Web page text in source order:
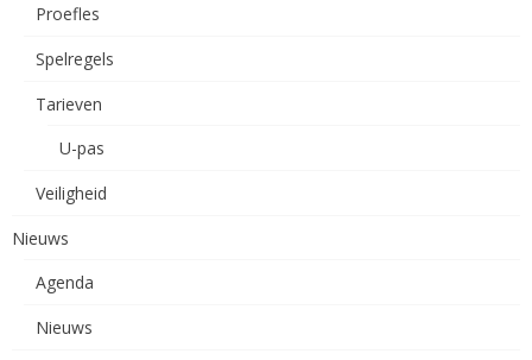
Proefles
Spelregels
Tarieven
U-pas
Veiligheid
Nieuws
Agenda
Nieuws